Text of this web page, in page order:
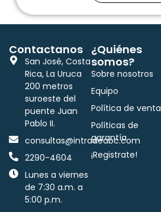
¿Quiénes
somos?
Sobre nosotros
Equipo
Política de venta
Políticas de
garantía
¡Registrate!
Contactanos
San José, Costa
Rica, La Uruca
200 metros
suroeste del
puente Juan
Pablo II.
consultas@intradeabc.com
2290-4604
Lunes a viernes
de 7:30 a.m. a
5:00 p.m.